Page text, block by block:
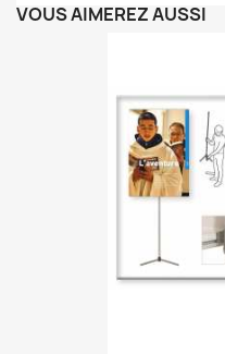
VOUS AIMEREZ AUSSI